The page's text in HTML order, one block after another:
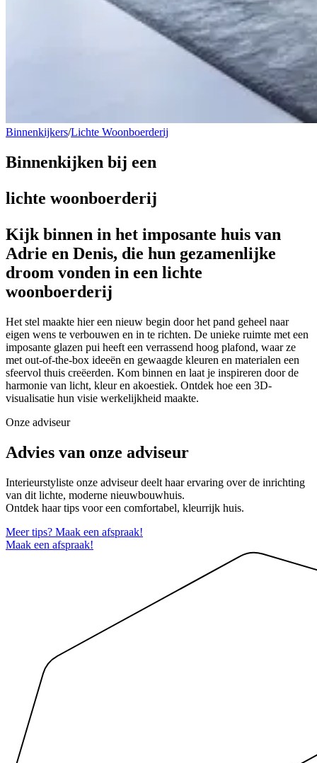
Binnenkijkers/Lichte Woonboerderij
Binnenkijken bij een
lichte woonboerderij
Kijk binnen in het imposante huis van
Adrie en Denis, die hun gezamenlijke
droom vonden in een lichte
woonboerderij
Het stel maakte hier een nieuw begin door het pand geheel naar
eigen wens te verbouwen en in te richten. De unieke ruimte met een
imposante glazen pui heeft een verrassend hoog plafond, waar ze
met out-of-the-box ideeën en gewaagde kleuren en materialen een
sfeervol thuis creëerden. Kom binnen en laat je inspireren door de
harmonie van licht, kleur en akoestiek. Ontdek hoe een 3D-
visualisatie hun visie werkelijkheid maakte.
Onze adviseur
Advies van onze adviseur
Interieurstyliste onze adviseur deelt haar ervaring over de inrichting
van dit lichte, moderne nieuwbouwhuis.
Ontdek haar tips voor een comfortabel, kleurrijk huis.
Meer tips? Maak een afspraak!
Maak een afspraak!